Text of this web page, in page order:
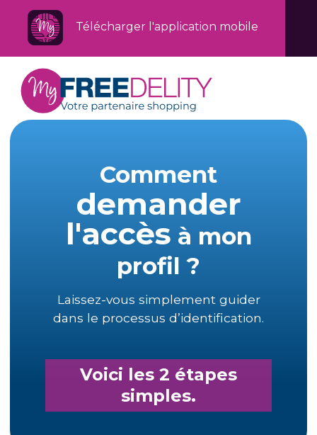
Télécharger l'application mobile
Comment
demander
l'accès à mon
profil ?
Laissez-vous simplement guider
dans le processus d’identification.
Voici les 2 étapes
simples.